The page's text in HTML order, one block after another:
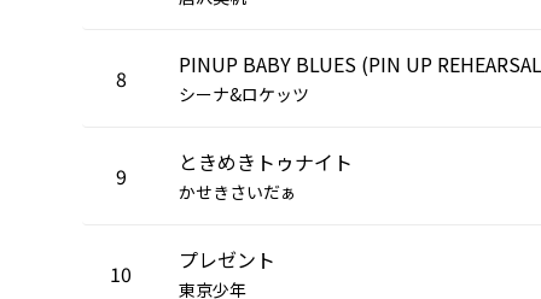
8 PINUP BABY BLUES (PIN UP
シーナ&ロケッツ
9 ときめきトゥナイト
かせきさいだぁ
10 プレゼント
東京少年